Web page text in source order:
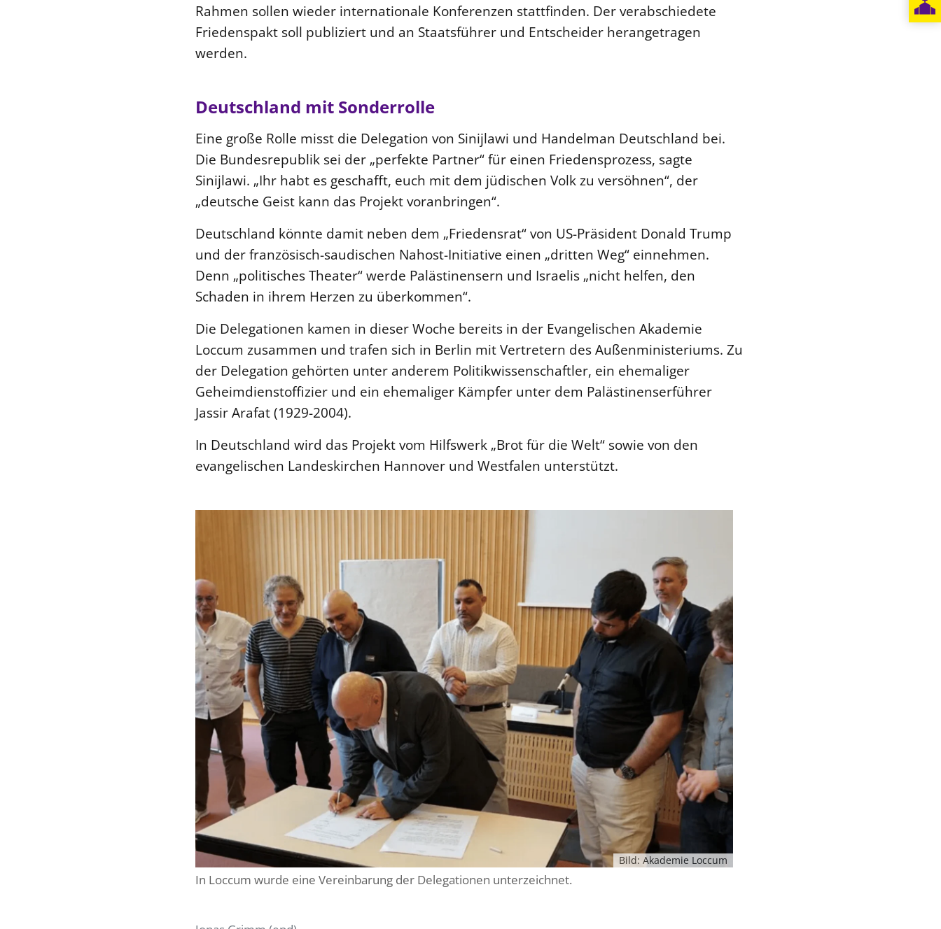
Rahmen sollen wieder internationale Konferenzen stattfinden. Der verabschiedete
Friedenspakt soll publiziert und an Staatsführer und Entscheider herangetragen
werden.
Deutschland mit Sonderrolle
Eine große Rolle misst die Delegation von Sinijlawi und Handelman Deutschland bei.
Die Bundesrepublik sei der „perfekte Partner“ für einen Friedensprozess, sagte
Sinijlawi. „Ihr habt es geschafft, euch mit dem jüdischen Volk zu versöhnen“, der
„deutsche Geist kann das Projekt voranbringen“.
Deutschland könnte damit neben dem „Friedensrat“ von US-Präsident Donald Trump
und der französisch-saudischen Nahost-Initiative einen „dritten Weg“ einnehmen.
Denn „politisches Theater“ werde Palästinensern und Israelis „nicht helfen, den
Schaden in ihrem Herzen zu überkommen“.
Die Delegationen kamen in dieser Woche bereits in der Evangelischen Akademie
Loccum zusammen und trafen sich in Berlin mit Vertretern des Außenministeriums. Zu
der Delegation gehörten unter anderem Politikwissenschaftler, ein ehemaliger
Geheimdienstoffizier und ein ehemaliger Kämpfer unter dem Palästinenserführer
Jassir Arafat (1929-2004).
In Deutschland wird das Projekt vom Hilfswerk „Brot für die Welt“ sowie von den
evangelischen Landeskirchen Hannover und Westfalen unterstützt.
Bild: Akademie Loccum
In Loccum wurde eine Vereinbarung der Delegationen unterzeichnet.